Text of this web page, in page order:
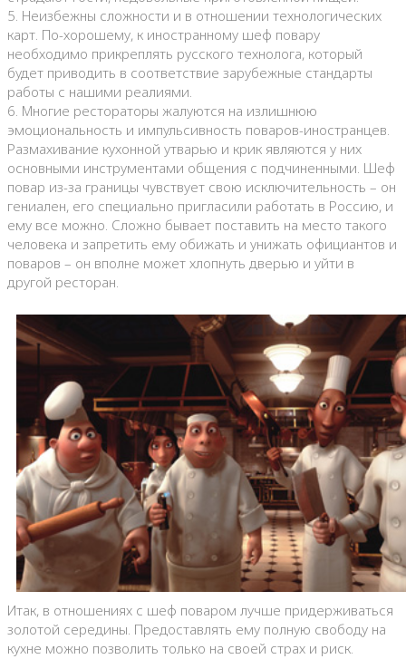
5. Неизбежны сложности и в отношении технологических
карт. По-хорошему, к иностранному шеф повару
необходимо прикреплять русского технолога, который
будет приводить в соответствие зарубежные стандарты
работы с нашими реалиями.
6. Многие рестораторы жалуются на излишнюю
эмоциональность и импульсивность поваров-иностранцев.
Размахивание кухонной утварью и крик являются у них
основными инструментами общения с подчиненными. Шеф
повар из-за границы чувствует свою исключительность – он
гениален, его специально пригласили работать в Россию, и
ему все можно. Сложно бывает поставить на место такого
человека и запретить ему обижать и унижать официантов и
поваров – он вполне может хлопнуть дверью и уйти в
другой ресторан.
Итак, в отношениях с шеф поваром лучше придерживаться
золотой середины. Предоставлять ему полную свободу на
кухне можно позволить только на своей страх и риск.